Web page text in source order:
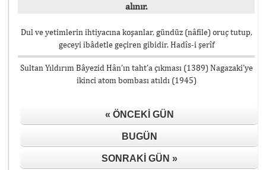
alınır.
Dul ve yetimlerin ihtiyacına koşanlar, gündüz (nâfile) oruç tutup,
geceyi ibâdetle geçiren gibidir. Hadîs-i şerîf
Sultan Yıldırım Bâyezid Hân’ın taht’a çıkması (1389) Nagazaki’ye
ikinci atom bombası atıldı (1945)
« ÖNCEKI GÜN
BUGÜN
SONRAKI GÜN »